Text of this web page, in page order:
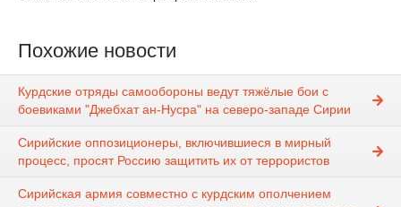
Похожие новости
Курдские отряды самообороны ведут тяжёлые бои с
боевиками "Джебхат ан-Нусра" на северо-западе Сирии
Сирийские оппозиционеры, включившиеся в мирный
процесс, просят Россию защитить их от террористов
Сирийская армия совместно с курдским ополчением